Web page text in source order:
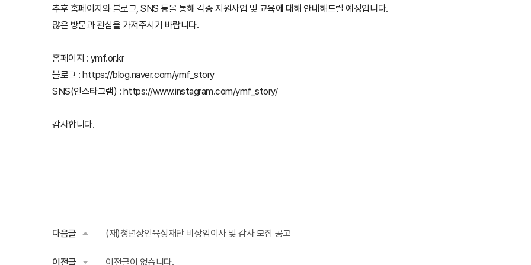
추후 홈페이지와 블로그, SNS 등을 통해 각종 지원사업 및 교육에 대해 안내해드릴 예정입니다.
많은 방문과 관심을 가져주시기 바랍니다.
홈페이지 : ymf.or.kr
블로그 :https://blog.naver.com/ymf_story
SNS(인스타그램) : https://www.instagram.com/ymf_story/
감사합니다.
다음글 (재)청년상인육성재단 비상임이사 및 감사 모집 공고
이전글 이전글이 없습니다.